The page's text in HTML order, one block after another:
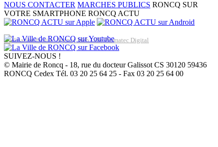
NOUS CONTACTER MARCHES PUBLICS RONCQ SUR
VOTRE SMARTPHONE RONCQ ACTU
Réalisation du site: Agence Web Lille Promatec Digital
SUIVEZ-NOUS !
© Mairie de Roncq - 18, rue du docteur Galissot CS 30120 59436
RONCQ Cedex Tél. 03 20 25 64 25 - Fax 03 20 25 64 00